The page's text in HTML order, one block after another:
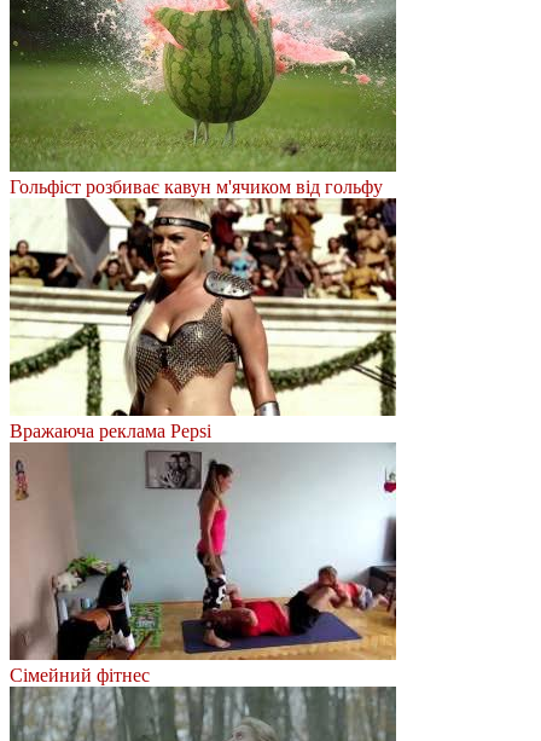
Гольфіст розбиває кавун м'ячиком від гольфу
Вражаюча реклама Pepsi
Сімейний фітнес